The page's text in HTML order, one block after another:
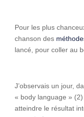
Pour les plus
chanson des
lancé, pour coller au
J’observais un jour,
« body language »
atteindre le résultat